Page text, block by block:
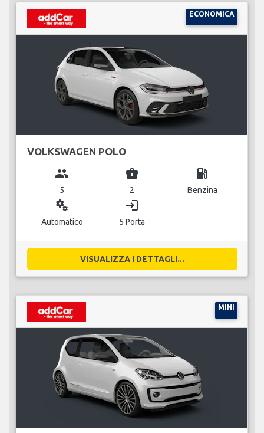
ECONOMICA
VOLKSWAGEN POLO
group
5
business_center
2
local_gas_station
Benzina
miscellaneous_services
Automatico
login
5 Porta
VISUALIZZA I DETTAGLI...
MINI